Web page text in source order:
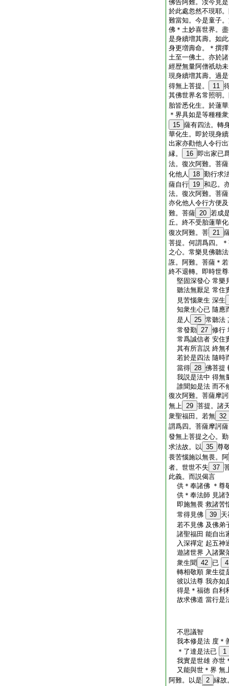
佛告阿難。汝今見
於此處忽然不現耶
難當知。今是童子
佛＊土妙喜世界。
是身續増其壽。如
身更増壽命。＊撰
土至一佛土。亦於
經歴無量阿僧祇劫
現身續増其壽。過
得無上菩提。
11
其佛世界名常照明
胎皆悉化生。於蓮
＊界具如是等種種
15 薩有四法。轉
華化生。即於現身
出家亦勸他人令行
縁。
16 即出家已
法。復次阿難。菩
化他人
18 勤行求
薩自行 19 和忍。
法。復次阿難。菩
亦化他人令行方便
難。菩薩 20 若成
丘。終不受胎蓮華
復次阿難。菩 21
菩提。何謂爲四。
之心。常樂見佛聽
誑。阿難。菩薩＊
終不退轉。即時世
堅固深發心 常樂
聽法無厭足 常住
見苦惱衆生 深生
知衆生心已 隨應
是人
25 常聽法
常發勤 27 修行
常爲誠信者 安住
其有所言説 終無
若於是四法 隨時
當得 28 佛菩提
我説是法中 得無
誰聞如是法 而不
復次阿難。菩薩摩
無上 29 菩提。諸
衆聖福田。若無 32
謂爲四。菩薩摩訶
發無上菩提之心。
求法故。以 35 尊
畏苦惱施以無畏。阿
者。世世不失 37
此義。而説偈言
供＊奉諸佛 ＊尊
供＊奉法師 見諸
即施無畏 救諸苦
常得見佛
39
若不見佛 及佛弟
諸聖福田 能自出
入深禪定 起五神
遊諸世界 入諸聚
衆生聞 42 已
轉相敬順 衆生從
彼以法尊 我亦如
得是＊福徳 自利
故求佛道 當行是
不思議智
我本修是法 度＊
＊了達是法已
1
我實是世雄 亦世
又能與世＊界 無
阿難。以是 2 縁故